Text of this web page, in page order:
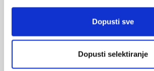
Dopusti sve
Dopusti selektiranje